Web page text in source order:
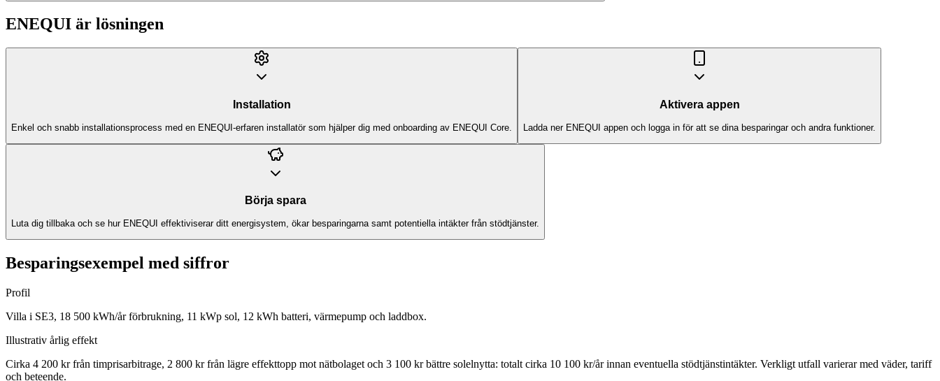
ENEQUI är lösningen
Installation
Enkel och snabb installationsprocess med en ENEQUI-erfaren installatör som hjälper dig med onboarding av ENEQUI Core.
Aktivera appen
Ladda ner ENEQUI appen och logga in för att se dina besparingar och andra funktioner.
Börja spara
Luta dig tillbaka och se hur ENEQUI effektiviserar ditt energisystem, ökar besparingarna samt potentiella intäkter från stödtjänster.
Besparingsexempel med siffror
Profil
Villa i SE3, 18 500 kWh/år förbrukning, 11 kWp sol, 12 kWh batteri, värmepump och laddbox.
Illustrativ årlig effekt
Cirka 4 200 kr från timprisarbitrage, 2 800 kr från lägre effekttopp mot nätbolaget och 3 100 kr bättre solelnytta: totalt cirka 10 100 kr/år innan eventuella stödtjänstintäkter. Verkligt utfall varierar med väder, tariff
och beteende.